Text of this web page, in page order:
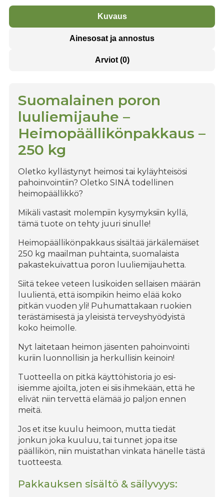
Kuvaus
Ainesosat ja annostus
Arviot (0)
Suomalainen poron
luuliemijauhe –
Heimopäällikönpakkaus –
250 kg
Oletko kyllästynyt heimosi tai kyläyhteisösi
pahoinvointiin? Oletko SINÄ todellinen
heimopäällikkö?
Mikäli vastasit molempiin kysymyksiin kyllä,
tämä tuote on tehty juuri sinulle!
Heimopäällikönpakkaus sisältää järkälemäiset
250 kg maailman puhtainta, suomalaista
pakastekuivattua poron luuliemijauhetta.
Siitä tekee veteen lusikoiden sellaisen määrän
luulientä, että isompikin heimo elää koko
pitkän vuoden yli! Puhumattakaan ruokien
terästämisestä ja yleisistä terveyshyödyistä
koko heimolle.
Nyt laitetaan heimon jäsenten pahoinvointi
kuriin luonnollisin ja herkullisin keinoin!
Tuotteella on pitkä käyttöhistoria jo esi-
isiemme ajoilta, joten ei siis ihmekään, että he
elivät niin tervettä elämää jo paljon ennen
meitä.
Jos et itse kuulu heimoon, mutta tiedät
jonkun joka kuuluu, tai tunnet jopa itse
päällikön, niin muistathan vinkata hänelle tästä
tuotteesta.
Pakkauksen sisältö & säilyvyys: